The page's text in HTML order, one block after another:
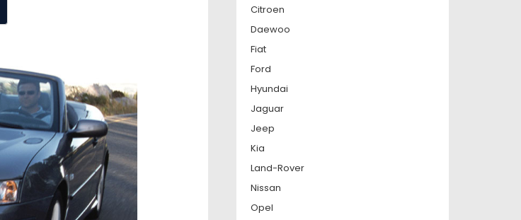
Citroen
Daewoo
Fiat
Ford
Hyundai
Jaguar
Jeep
Kia
Land-Rover
Nissan
Opel